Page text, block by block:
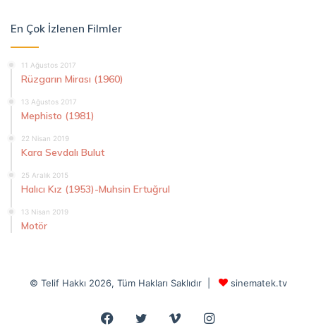
En Çok İzlenen Filmler
11 Ağustos 2017
Rüzgarın Mirası (1960)
13 Ağustos 2017
Mephisto (1981)
22 Nisan 2019
Kara Sevdalı Bulut
25 Aralık 2015
Halıcı Kız (1953)-Muhsin Ertuğrul
13 Nisan 2019
Motör
© Telif Hakkı 2026, Tüm Hakları Saklıdır | sinematek.tv
Facebook
Twitter VimeoInstagram